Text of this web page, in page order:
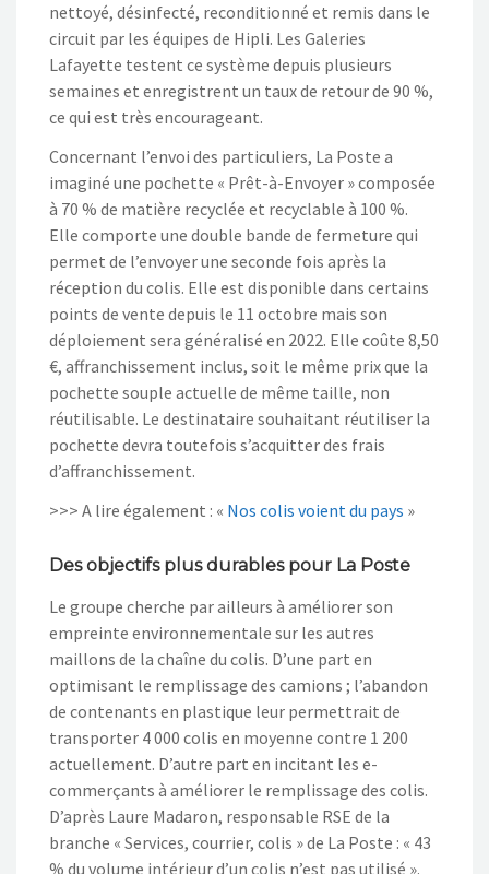
nettoyé, désinfecté, reconditionné et remis dans le
circuit par les équipes de Hipli. Les Galeries
Lafayette testent ce système depuis plusieurs
semaines et enregistrent un taux de retour de 90 %,
ce qui est très encourageant.
Concernant l’envoi des particuliers, La Poste a
imaginé une pochette « Prêt-à-Envoyer » composée
à 70 % de matière recyclée et recyclable à 100 %.
Elle comporte une double bande de fermeture qui
permet de l’envoyer une seconde fois après la
réception du colis. Elle est disponible dans certains
points de vente depuis le 11 octobre mais son
déploiement sera généralisé en 2022. Elle coûte 8,50
€, affranchissement inclus, soit le même prix que la
pochette souple actuelle de même taille, non
réutilisable. Le destinataire souhaitant réutiliser la
pochette devra toutefois s’acquitter des frais
d’affranchissement.
>>> A lire également : « Nos colis voient du pays »
Des objectifs plus durables pour La Poste
Le groupe cherche par ailleurs à améliorer son
empreinte environnementale sur les autres
maillons de la chaîne du colis. D’une part en
optimisant le remplissage des camions ; l’abandon
de contenants en plastique leur permettrait de
transporter 4 000 colis en moyenne contre 1 200
actuellement. D’autre part en incitant les e-
commerçants à améliorer le remplissage des colis.
D’après Laure Madaron, responsable RSE de la
branche « Services, courrier, colis » de La Poste : « 43
% du volume intérieur d’un colis n’est pas utilisé ».